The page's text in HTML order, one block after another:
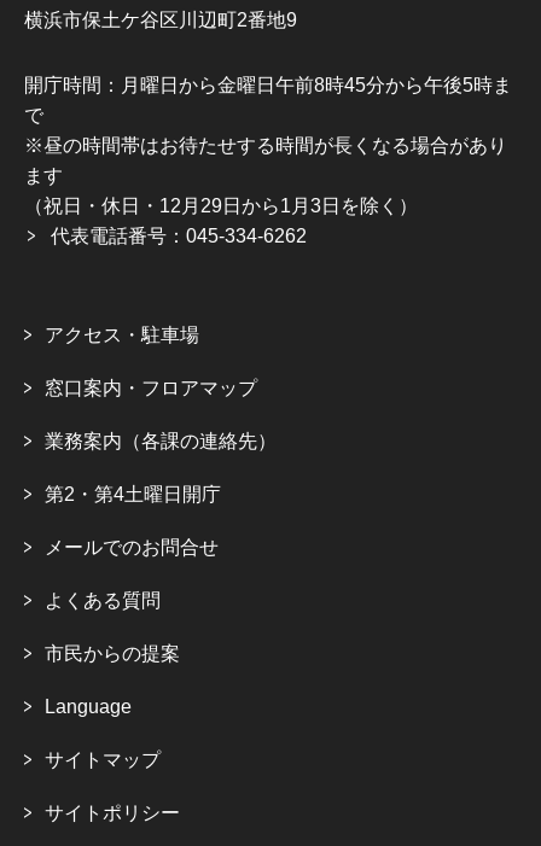
横浜市保土ケ谷区川辺町2番地9
開庁時間：月曜日から金曜日午前8時45分から午後5時ま
で
※昼の時間帯はお待たせする時間が長くなる場合があり
ます
（祝日・休日・12月29日から1月3日を除く）
代表電話番号：045-334-6262
アクセス・駐車場
窓口案内・フロアマップ
業務案内（各課の連絡先）
第2・第4土曜日開庁
メールでのお問合せ
よくある質問
市民からの提案
Language
サイトマップ
サイトポリシー